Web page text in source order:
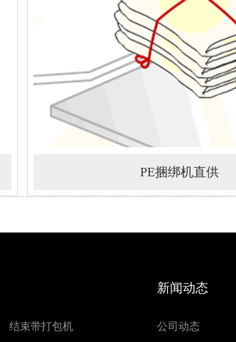
PE捆绑机直供
结束带打包机
新闻动态
公司动态